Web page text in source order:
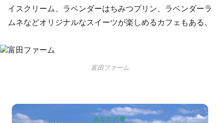
イスクリーム、ラベンダーはちみつプリン、ラベンダーラ
ムネなどオリジナルなスイーツが楽しめるカフェもある。
富田ファーム
あなたの番